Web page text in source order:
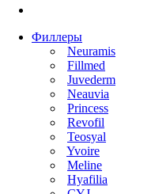
Филлеры
Neuramis
Fillmed
Juvederm
Neauvia
Princess
Revofil
Teosyal
Yvoire
Meline
Hyafilia